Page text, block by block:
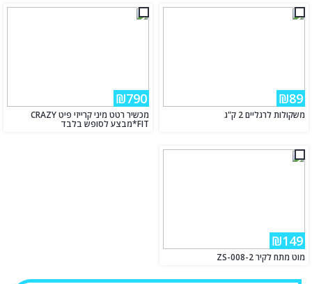
₪89
משקולות לרגליים 2 ק"ג
₪790
מכשיר רטט מיני קרייזי פיט CRAZY
FIT*מבצע לסופש בלבד
₪149
מוט מתח לקיר ZS-008-2